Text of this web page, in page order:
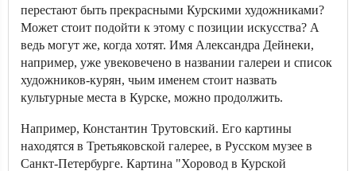
перестают быть прекрасными Курскими художниками?
Может стоит подойти к этому с позиции искусства? А
ведь могут же, когда хотят. Имя Александра Дейнеки,
например, уже увековечено в названии галереи и список
художников-курян, чьим именем стоит назвать
культурные места в Курске, можно продолжить.
Например, Константин Трутовский. Его картины
находятся в Третьяковской галерее, в Русском музее в
Санкт-Петербурге. Картина "Хоровод в Курской